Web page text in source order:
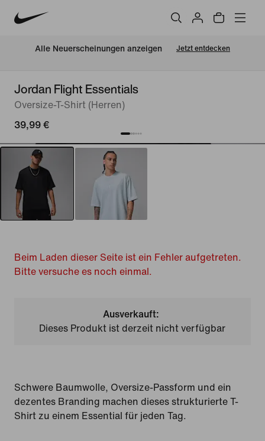
Alle Neuerscheinungen anzeigen Jetzt entdecken
Jordan Flight Essentials
Oversize-T-Shirt (Herren)
39,99 €
Beim Laden dieser Seite ist ein Fehler aufgetreten.
Bitte versuche es noch einmal.
Ausverkauft:
Dieses Produkt ist derzeit nicht verfügbar
Schwere Baumwolle, Oversize-Passform und ein
dezentes Branding machen dieses strukturierte T-
Shirt zu einem Essential für jeden Tag.